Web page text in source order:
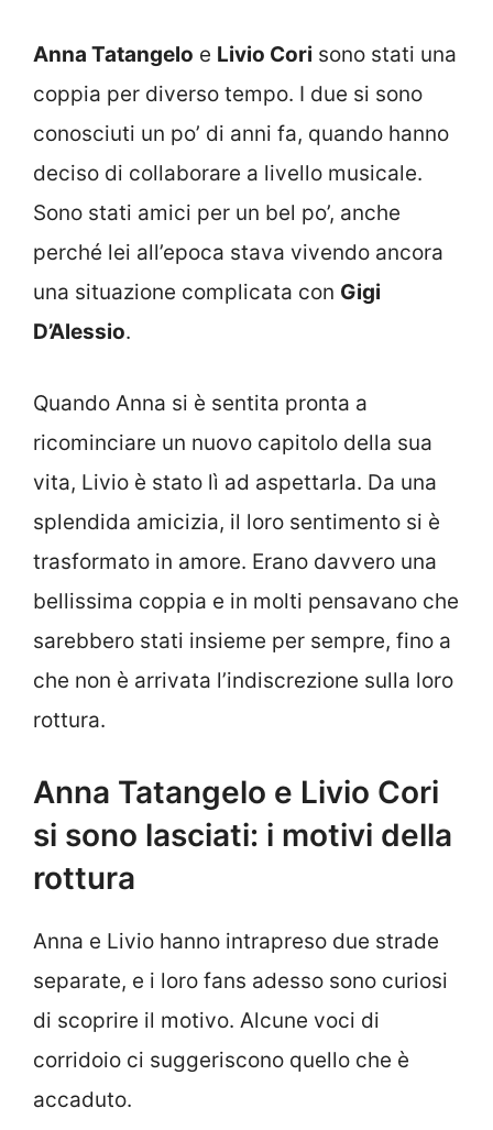
Anna Tatangelo e Livio Cori sono stati una
coppia per diverso tempo. I due si sono
conosciuti un po’ di anni fa, quando hanno
deciso di collaborare a livello musicale.
Sono stati amici per un bel po’, anche
perché lei all’epoca stava vivendo ancora
una situazione complicata con Gigi
D’Alessio.
Quando Anna si è sentita pronta a
ricominciare un nuovo capitolo della sua
vita, Livio è stato lì ad aspettarla. Da una
splendida amicizia, il loro sentimento si è
trasformato in amore. Erano davvero una
bellissima coppia e in molti pensavano che
sarebbero stati insieme per sempre, fino a
che non è arrivata l’indiscrezione sulla loro
rottura.
Anna Tatangelo e Livio Cori
si sono lasciati: i motivi della
rottura
Anna e Livio hanno intrapreso due strade
separate, e i loro fans adesso sono curiosi
di scoprire il motivo. Alcune voci di
corridoio ci suggeriscono quello che è
accaduto.